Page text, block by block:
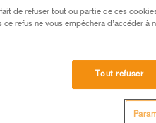
à la
actualité
fait de refuser tout ou partie de ces
ce refus ne vous empêchera d’accéder à
Tout refuser